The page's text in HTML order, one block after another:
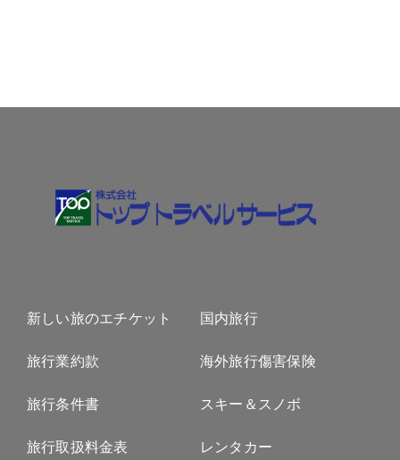
新しい旅のエチケット
旅行業約款
旅行条件書
旅行取扱料金表
国内旅行
海外旅行傷害保険
スキー＆スノボ
レンタカー